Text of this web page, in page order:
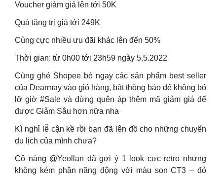
Voucher giảm giá lên tới 50K
Quà tặng trị giá tới 249K
Cùng cực nhiều ưu đãi khác lên đến 50%
Thời gian: từ 0h00 tới 23h59 ngày 5.5.2022
Cùng ghé Shopee bỏ ngay các sản phẩm best seller
của Dearmay vào giỏ hàng, bật thông báo để không bỏ
lỡ giờ #Sale và đừng quên áp thêm mã giảm giá để
được Giảm Sâu hơn nữa nha
Kì nghỉ lễ cận kề rồi bạn đã lên đồ cho những chuyến
du lịch của mình chưa?
Cô nàng @Yeollan đã gợi ý 1 look cực retro nhưng
không kém phần năng động với màu son CT3 – đỏ